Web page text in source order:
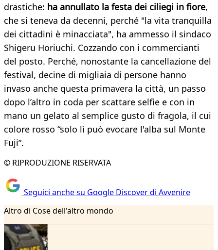
drastiche: ha annullato la festa dei ciliegi in fiore,
che si teneva da decenni, perché "la vita tranquilla
dei cittadini è minacciata", ha ammesso il sindaco
Shigeru Horiuchi. Cozzando con i commercianti
del posto. Perché, nonostante la cancellazione del
festival, decine di migliaia di persone hanno
invaso anche questa primavera la città, un passo
dopo l’altro in coda per scattare selfie e con in
mano un gelato al semplice gusto di fragola, il cui
colore rosso “solo lì può evocare l'alba sul Monte
Fuji”.
© RIPRODUZIONE RISERVATA
Seguici anche su Google Discover di Avvenire
Altro di Cose dell'altro mondo